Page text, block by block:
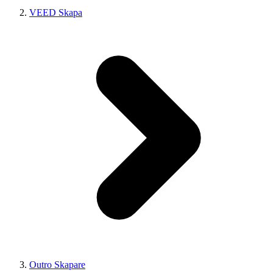
VEED Skapa
Outro Skapare